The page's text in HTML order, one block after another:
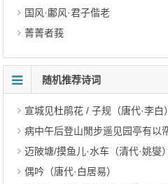
国风·鄘风·君子偕老
菁菁者莪
随机推荐诗词
宣城见杜鹃花 / 子规（唐代·李白）
病中午后登山閒步遥见园亭有以帟张
迈陂塘/摸鱼儿·水车（清代·姚燮）
偶吟（唐代·白居易）